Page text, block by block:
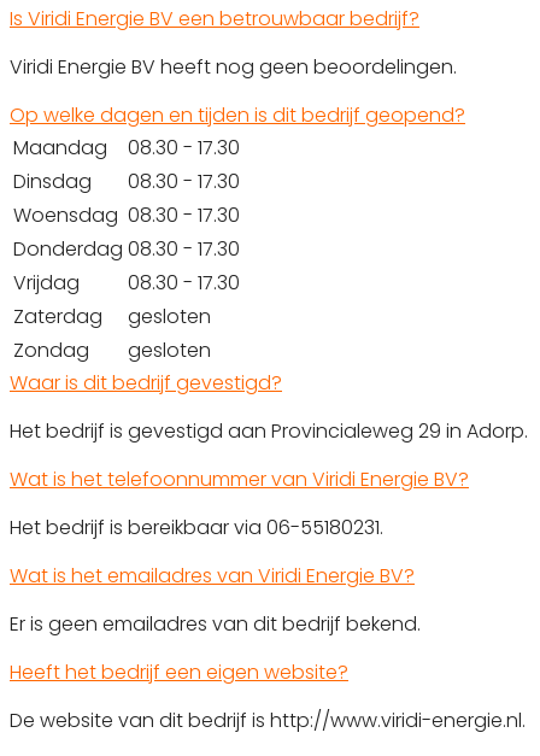
Is Viridi Energie BV een betrouwbaar bedrijf?
Viridi Energie BV heeft nog geen beoordelingen.
Op welke dagen en tijden is dit bedrijf geopend?
Maandag
08.30 - 17.30
Dinsdag
08.30 - 17.30
Woensdag 08.30 - 17.30
Donderdag 08.30 - 17.30
Vrijdag
08.30 - 17.30
Zaterdag
gesloten
Zondag
gesloten
Waar is dit bedrijf gevestigd?
Het bedrijf is gevestigd aan Provincialeweg 29 in Adorp.
Wat is het telefoonnummer van Viridi Energie BV?
Het bedrijf is bereikbaar via 06-55180231.
Wat is het emailadres van Viridi Energie BV?
Er is geen emailadres van dit bedrijf bekend.
Heeft het bedrijf een eigen website?
De website van dit bedrijf is http://www.viridi-energie.nl.